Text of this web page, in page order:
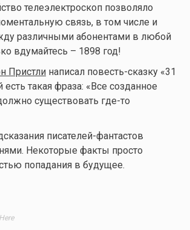
телеэлектроскоп позволяло
связь, в том числе и
различными абонентами в любой
вдумайтесь – 1898 год!
Пристлинаписал повесть-сказку «31
такая фраза: «Все созданное
существовать где-то
писателей-фантастов
Некоторые факты просто
попадания в будущее.